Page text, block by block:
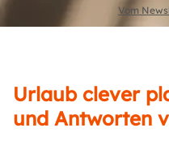
Vom
Urlaub clever
und Antworten